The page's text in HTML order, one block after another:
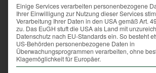
Übrigens, momentan haben die Rehe
tun: Die Brunft, also die
vollem Gange. Nach anstrengenden
Treibens sind Ruhephasen für die
Vor allem die kühleren Morgen- und
sind dabei wichtig. Die sogenannten
Einige Services verarbeiten personenbezogene
Ihrer Einwilligung zur Nutzung dieser Services
Verarbeitung Ihrer Daten in den USA gemäß Art.
zu. Das EuGH stuft die USA als Land mit
Datenschutz nach EU-Standards ein. So besteht
US-Behörden personenbezogene Daten in
Überwachungsprogrammen verarbeiten, ohne
Klagemöglichkeit für Europäer.